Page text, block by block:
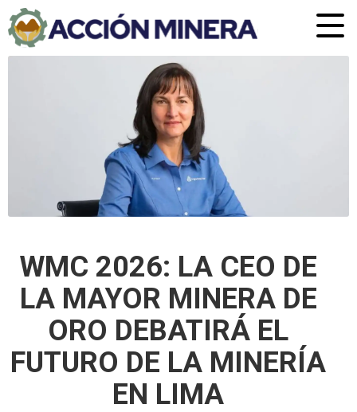
WMC 2026: LA CEO DE
LA MAYOR MINERA DE
ORO DEBATIRÁ EL
FUTURO DE LA MINERÍA
EN LIMA